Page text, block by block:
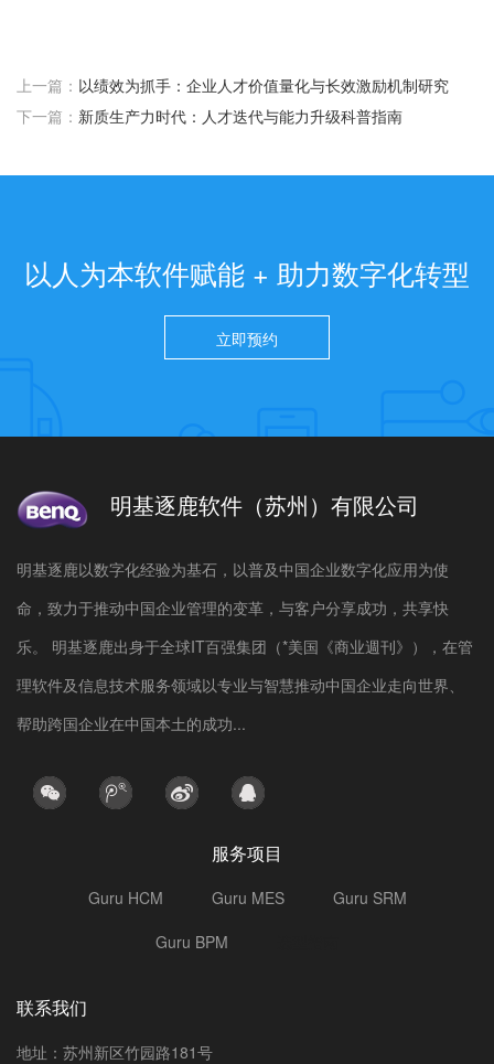
上一篇： 以绩效为抓手：企业人才价值量化与长效激励机制研究
下一篇： 新质生产力时代：人才迭代与能力升级科普指南
以人为本软件赋能 + 助力数字化转型
立即预约
明基逐鹿软件（苏州）有限公司
明基逐鹿以数字化经验为基石，以普及中国企业数字化应用为使
命，致力于推动中国企业管理的变革，与客户分享成功，共享快
乐。 明基逐鹿出身于全球IT百强集团（*美国《商业週刊》），在管
理软件及信息技术服务领域以专业与智慧推动中国企业走向世界、
帮助跨国企业在中国本土的成功...
服务项目
Guru HCM Guru MES
Guru SRM
Guru BPM
联系我们
地址：苏州新区竹园路181号